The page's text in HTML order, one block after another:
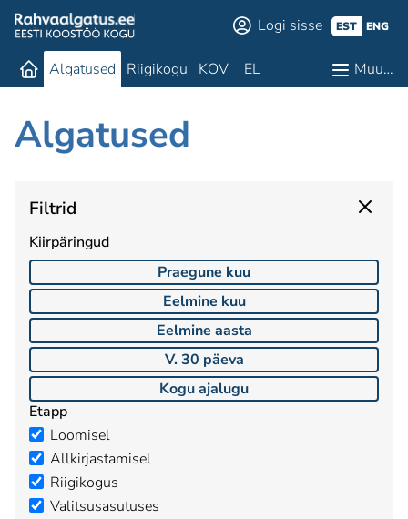
Logi sisse EST ENG
Algatused Riigikogu KOV EL Muu…
Algatused
Filtrid
Kiirpäringud
Praegune kuu
Eelmine kuu
Eelmine aasta
V. 30 päeva
Kogu ajalugu
Etapp
Loomisel
Allkirjastamisel
Riigikogus
Valitsusasutuses